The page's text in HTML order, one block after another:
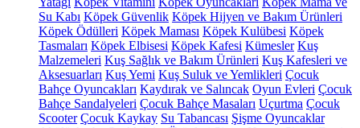
Su Kabı Köpek Güvenlik Köpek Hijyen ve Bakım Ürünleri
Köpek Ödülleri Köpek Maması Köpek Kulübesi Köpek
Tasmaları Köpek Elbisesi Köpek Kafesi Kümesler Kuş
Malzemeleri Kuş Sağlık ve Bakım Ürünleri Kuş Kafesleri ve
Aksesuarları Kuş Yemi Kuş Suluk ve Yemlikleri Çocuk
Bahçe Oyuncakları Kaydırak ve Salıncak Oyun Evleri Çocuk
Bahçe Sandalyeleri Çocuk Bahçe Masaları Uçurtma Çocuk
Scooter Çocuk Kaykay Su Tabancası Şişme Oyuncaklar